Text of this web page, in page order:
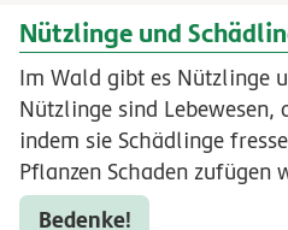
Nützlinge und
Im Wald gibt es Nützlinge
Nützlinge sind Lebewesen,
indem sie Schädlinge
Pflanzen Schaden zufügen
Bedenke!